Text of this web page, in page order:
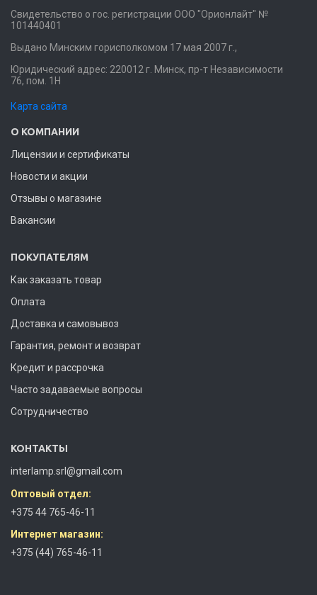
Свидетельство о гос. регистрации ООО "Орионлайт" №
101440401
Выдано Минским горисполкомом 17 мая 2007 г.,
Юридический адрес: 220012 г. Минск, пр-т Независимости
76, пом. 1Н
Карта сайта
О КОМПАНИИ
Лицензии и сертификаты
Новости и акции
Отзывы о магазине
Вакансии
ПОКУПАТЕЛЯМ
Как заказать товар
Оплата
Доставка и самовывоз
Гарантия, ремонт и возврат
Кредит и рассрочка
Часто задаваемые вопросы
Сотрудничество
КОНТАКТЫ
interlamp.srl@gmail.com
Оптовый отдел:
+375 44 765-46-11
Интернет магазин:
+375 (44) 765-46-11